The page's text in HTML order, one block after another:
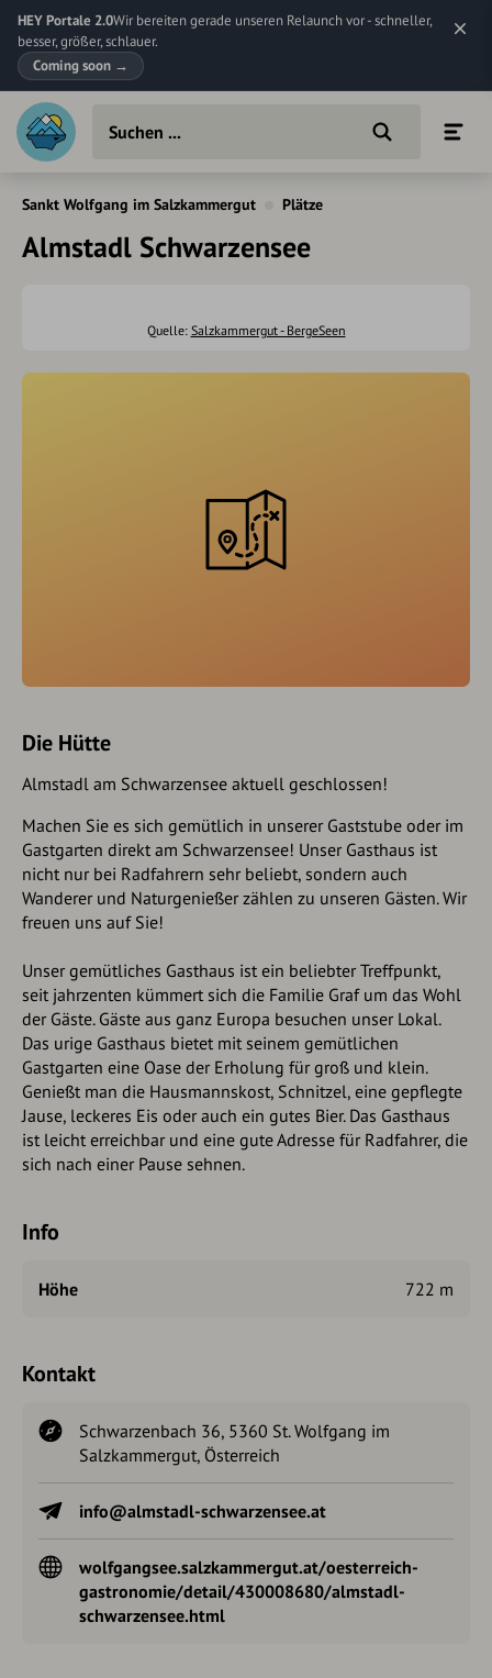
HEY Portale 2.0Wir bereiten gerade unseren Relaunch vor - schneller,
besser, größer, schlauer.
Coming soon →
Sankt Wolfgang im Salzkammergut Plätze
Almstadl Schwarzensee
Quelle: Salzkammergut - BergeSeen
Die Hütte
Almstadl am Schwarzensee aktuell geschlossen!
Machen Sie es sich gemütlich in unserer Gaststube oder im
Gastgarten direkt am Schwarzensee! Unser Gasthaus ist
nicht nur bei Radfahrern sehr beliebt, sondern auch
Wanderer und Naturgenießer zählen zu unseren Gästen. Wir
freuen uns auf Sie!
Unser gemütliches Gasthaus ist ein beliebter Treffpunkt,
seit jahrzenten kümmert sich die Familie Graf um das Wohl
der Gäste. Gäste aus ganz Europa besuchen unser Lokal.
Das urige Gasthaus bietet mit seinem gemütlichen
Gastgarten eine Oase der Erholung für groß und klein.
Genießt man die Hausmannskost, Schnitzel, eine gepflegte
Jause, leckeres Eis oder auch ein gutes Bier. Das Gasthaus
ist leicht erreichbar und eine gute Adresse für Radfahrer, die
sich nach einer Pause sehnen.
Info
Höhe 722 m
Kontakt
Schwarzenbach 36, 5360 St. Wolfgang im
Salzkammergut, Österreich
info@almstadl-schwarzensee.at
wolfgangsee.salzkammergut.at/oesterreich-
gastronomie/detail/430008680/almstadl-
schwarzensee.html